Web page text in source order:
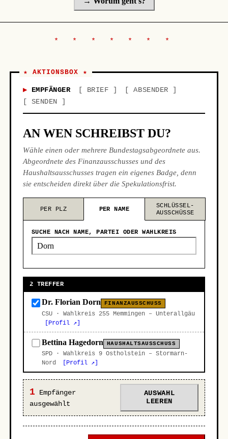
★ AKTIONSBOX ★
EMPFÄNGER BRIEF
ABSENDER
SENDEN
AN WEN SCHREIBST DU?
Wähle einen oder mehrere Bundestagsabgeordnete aus.
Abgeordnete des Finanzausschusses und des
Haushaltsausschusses tragen ein eigenes Badge, denn
sie entscheiden direkt über die Spekulationsfrist.
PER PLZ PER NAME
SCHLÜSSEL-
AUSSCHÜSSE
SUCHE NACH NAME, PARTEI ODER WAHLKREIS
2 TREFFER
Dr. Florian Dorn FINANZAUSSCHUSS
CSU · Wahlkreis 255 Memmingen – Unterallgäu
[Profil ↗]
Bettina Hagedorn HAUSHALTSAUSSCHUSS
SPD · Wahlkreis 9 Ostholstein – Stormarn-
Nord
[Profil ↗]
1 Empfänger
ausgewählt
AUSWAHL
LEEREN